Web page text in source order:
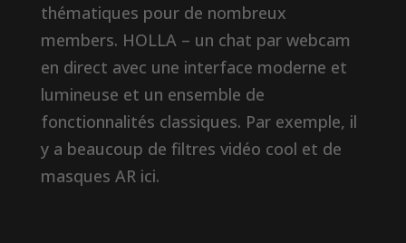
thématiques pour de nombreux
members. HOLLA – un chat par webcam
en direct avec une interface moderne et
lumineuse et un ensemble de
fonctionnalités classiques. Par exemple, il
y a beaucoup de filtres vidéo cool et de
masques AR ici.